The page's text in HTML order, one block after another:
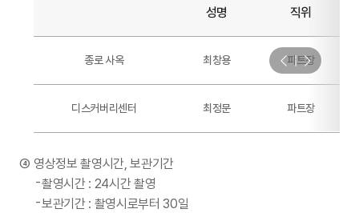
성명 직위
종로 사옥 최창용 파트장
디스커버리센터 최정문 파트장
영상정보 촬영시간, 보관기간
촬영시간 : 24시간 촬영
보관기간 : 촬영시로부터 30일